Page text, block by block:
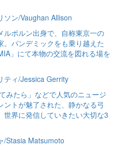
ソン/Vaughan Allison
ルボルン出身で、自称東京一の
。パンデミックをも乗り越えた
」にて本物の交流を図れる場を
ティ/Jessica Gerrity
みたら」などで人気のニュージ
ントが魅了された、静かなる弓
世界に発信していきたい大切な3
/Stasia Matsumoto